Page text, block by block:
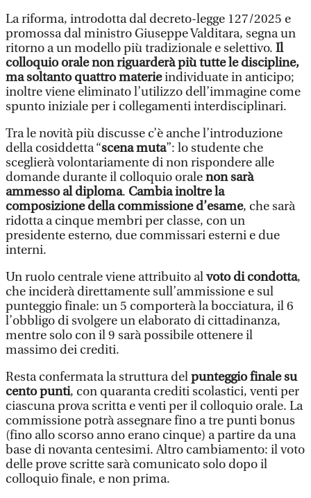
La riforma, introdotta dal decreto-legge 127/2025 e
promossa dal ministro Giuseppe Valditara, segna un
ritorno a un modello più tradizionale e selettivo. Il
colloquio orale non riguarderà più tutte le discipline,
ma soltanto quattro materieindividuate in anticipo;
inoltre viene eliminato l’utilizzo dell’immagine come
spunto iniziale per i collegamenti interdisciplinari.
Tra le novità più discusse c’è anche l’introduzione
della cosiddetta “scena muta”: lo studente che
sceglierà volontariamente di non rispondere alle
domande durante il colloquio oralenon sarà
ammesso al diploma. Cambia inoltre la
composizione della commissione d’esame, che sarà
ridotta a cinque membri per classe, con un
presidente esterno, due commissari esterni e due
interni.
Un ruolo centrale viene attribuito alvoto di condotta,
che inciderà direttamente sull’ammissione e sul
punteggio finale: un 5 comporterà la bocciatura, il 6
l’obbligo di svolgere un elaborato di cittadinanza,
mentre solo con il 9 sarà possibile ottenere il
massimo dei crediti.
Resta confermata la struttura delpunteggio finale su
cento punti, con quaranta crediti scolastici, venti per
ciascuna prova scritta e venti per il colloquio orale. La
commissione potrà assegnare fino a tre punti bonus
(fino allo scorso anno erano cinque) a partire da una
base di novanta centesimi. Altro cambiamento: il voto
delle prove scritte sarà comunicato solo dopo il
colloquio finale, e non prima.